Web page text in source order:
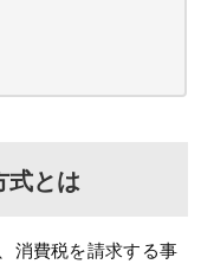
式とは
消費税を請求する事